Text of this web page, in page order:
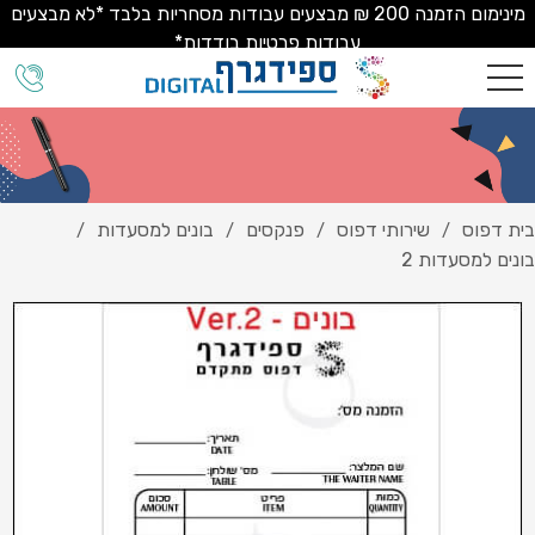
מינימום הזמנה 200 ₪ מבצעים עבודות מסחריות בלבד *לא מבצעים
עבודות פרטיות בודדות*
בית דפוס / שירותי דפוס / פנקסים / בונים למסעדות /
בונים למסעדות 2